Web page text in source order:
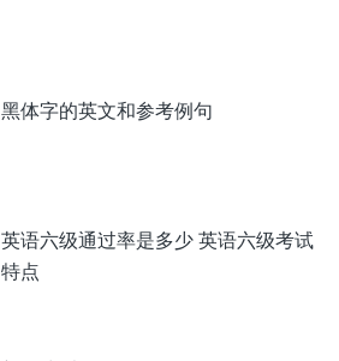
黑体字的英文和参考例句
英语六级通过率是多少 英语六级考试
特点